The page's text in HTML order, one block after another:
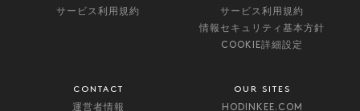
サービス利用規約
サービス利用規約
情報セキュリティ基本方針
COOKIE詳細設定
CONTACT
運営者情報
OUR SITES
HODINKEE.COM